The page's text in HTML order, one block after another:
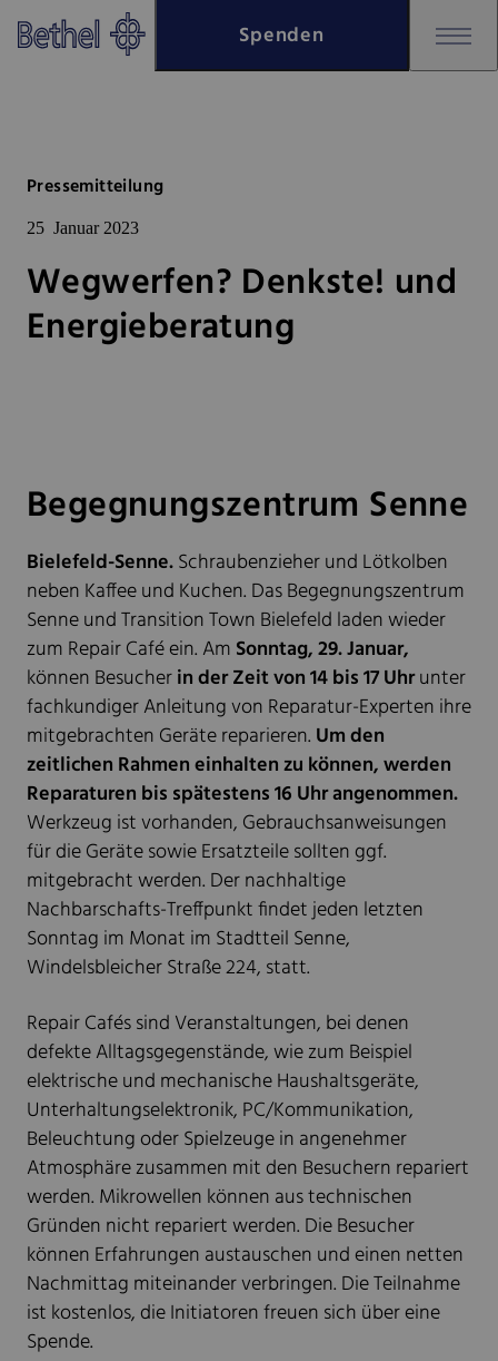
Zum Hauptinhalt springen
Zur Fußzeile springen
Spenden
Pressemitteilung
25 Januar 2023
Wegwerfen? Denkste! und
Energieberatung
Begegnungszentrum Senne
Bielefeld-Senne.Schraubenzieher und Lötkolben
neben Kaffee und Kuchen. Das Begegnungszentrum
Senne und Transition Town Bielefeld laden wieder
zum Repair Café ein. Am Sonntag, 29. Januar,
können Besucherin der Zeit von 14 bis 17 Uhrunter
fachkundiger Anleitung von Reparatur-Experten ihre
mitgebrachten Geräte reparieren. Um den
zeitlichen Rahmen einhalten zu können, werden
Reparaturen bis spätestens 16 Uhr angenommen.
Werkzeug ist vorhanden, Gebrauchsanweisungen
für die Geräte sowie Ersatzteile sollten ggf.
mitgebracht werden. Der nachhaltige
Nachbarschafts-Treffpunkt findet jeden letzten
Sonntag im Monat im Stadtteil Senne,
Windelsbleicher Straße 224, statt.
Repair Cafés sind Veranstaltungen, bei denen
defekte Alltagsgegenstände, wie zum Beispiel
elektrische und mechanische Haushaltsgeräte,
Unterhaltungselektronik, PC/Kommunikation,
Beleuchtung oder Spielzeuge in angenehmer
Atmosphäre zusammen mit den Besuchern repariert
werden. Mikrowellen können aus technischen
Gründen nicht repariert werden. Die Besucher
können Erfahrungen austauschen und einen netten
Nachmittag miteinander verbringen. Die Teilnahme
ist kostenlos, die Initiatoren freuen sich über eine
Spende.